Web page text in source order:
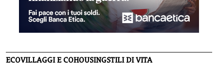
ECOVILLAGGI E COHOUSINGSTILI DI VITA